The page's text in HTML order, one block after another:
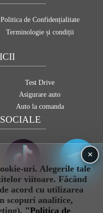
×
uri. Alegerile tale
viitoare. Făcând
acord cu utilizarea
scopuri analitice,
"Politica de
Test Drive
Asigurare auto
Auto la comanda
Politica de Confidențialitate
Terminologie și condiții